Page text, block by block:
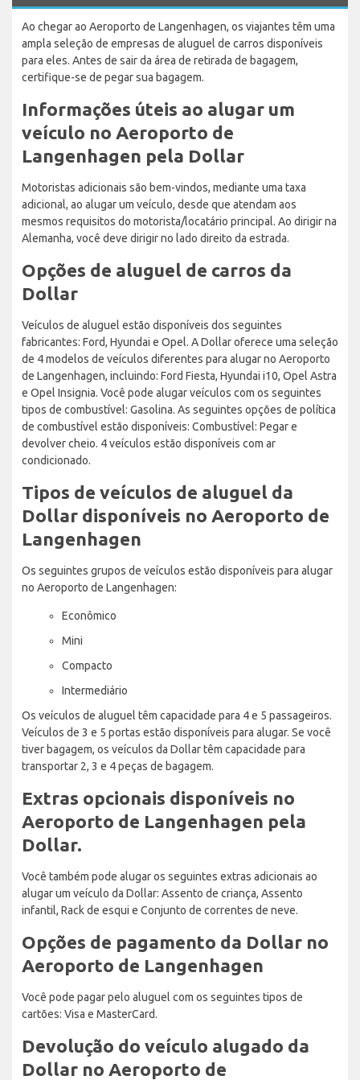
Ao chegar ao Aeroporto de Langenhagen, os viajantes têm uma
ampla seleção de empresas de aluguel de carros disponíveis
para eles. Antes de sair da área de retirada de bagagem,
certifique-se de pegar sua bagagem.
Informações úteis ao alugar um
veículo no Aeroporto de
Langenhagen pela Dollar
Motoristas adicionais são bem-vindos, mediante uma taxa
adicional, ao alugar um veículo, desde que atendam aos
mesmos requisitos do motorista/locatário principal. Ao dirigir na
Alemanha, você deve dirigir no lado direito da estrada.
Opções de aluguel de carros da
Dollar
Veículos de aluguel estão disponíveis dos seguintes
fabricantes: Ford, Hyundai e Opel. A Dollar oferece uma seleção
de 4 modelos de veículos diferentes para alugar no Aeroporto
de Langenhagen, incluindo: Ford Fiesta, Hyundai i10, Opel Astra
e Opel Insignia. Você pode alugar veículos com os seguintes
tipos de combustível: Gasolina. As seguintes opções de política
de combustível estão disponíveis: Combustível: Pegar e
devolver cheio. 4 veículos estão disponíveis com ar
condicionado.
Tipos de veículos de aluguel da
Dollar disponíveis no Aeroporto de
Langenhagen
Os seguintes grupos de veículos estão disponíveis para alugar
no Aeroporto de Langenhagen:
Econômico
Mini
Compacto
Intermediário
Os veículos de aluguel têm capacidade para 4 e 5 passageiros.
Veículos de 3 e 5 portas estão disponíveis para alugar. Se você
tiver bagagem, os veículos da Dollar têm capacidade para
transportar 2, 3 e 4 peças de bagagem.
Extras opcionais disponíveis no
Aeroporto de Langenhagen pela
Dollar.
Você também pode alugar os seguintes extras adicionais ao
alugar um veículo da Dollar: Assento de criança, Assento
infantil, Rack de esqui e Conjunto de correntes de neve.
Opções de pagamento da Dollar no
Aeroporto de Langenhagen
Você pode pagar pelo aluguel com os seguintes tipos de
cartões: Visa e MasterCard.
Devolução do veículo alugado da
Dollar no Aeroporto de